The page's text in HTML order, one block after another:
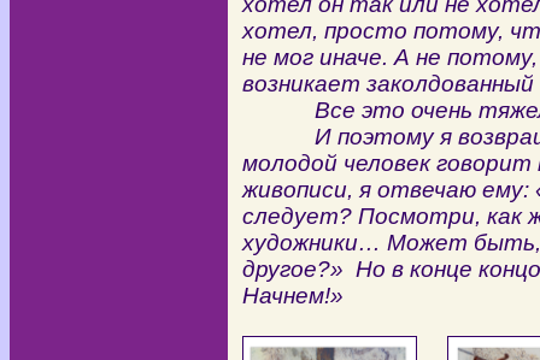
хотел, просто потому,
не мог иначе. А не
возникает заколдованный
Все это очень
И поэтому я
молодой человек
живописи, я отвечаю
следует? Посмотри, как
художники… Может
другое?» Но в конце
Начнем!»